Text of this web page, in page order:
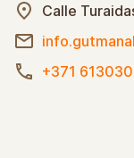
Calle
+371